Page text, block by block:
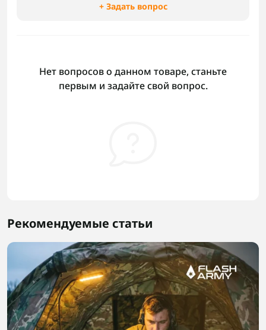
+ Задать вопрос
Нет вопросов о данном товаре, станьте
первым и задайте свой вопрос.
Рекомендуемые статьи